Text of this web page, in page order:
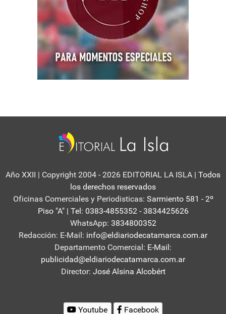
Año XXII | Copyright 2004 - 2026 EDITORIAL LA ISLA | Todos
los derechos reservados
Oficinas Comerciales y Periodisticas: Sarmiento 581 - 2º
Piso "A" | Tel: 0383-4855352 - 3834425626
WhatsApp: 3834800352
Redacción: E-Mail: info@eldiariodecatamarca.com.ar
Departamento Comercial: E-Mail:
publicidad@eldiariodecatamarca.com.ar
Director: José Alsina Alcobért
Youtube Facebook